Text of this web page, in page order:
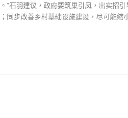
”石羽建议，政府要筑巢引凤，出实招引
同步改善乡村基础设施建设，尽可能缩